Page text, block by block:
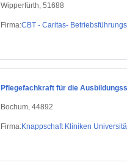
Wipperfürth, 51688
Firma:CBT - Caritas-
Pflegefachkraft für die
Bochum, 44892
Firma:Knappschaft Kliniken